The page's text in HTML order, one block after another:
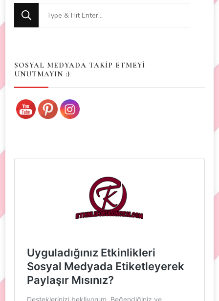
Looking
for
SOSYAL MEDYADA TAKİP ETMEYİ
UNUTMAYIN :)